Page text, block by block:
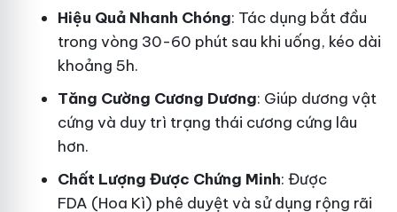
Hiệu Quả Nhanh Chóng: Tác dụng bắt đầu
trong vòng 30-60 phút sau khi uống, kéo dài
khoảng 5h.
Tăng Cường Cương Dương: Giúp dương vật
cứng và duy trì trạng thái cương cứng lâu
hơn.
Chất Lượng Được Chứng Minh: Được
FDA (Hoa Kì) phê duyệt và sử dụng rộng rãi